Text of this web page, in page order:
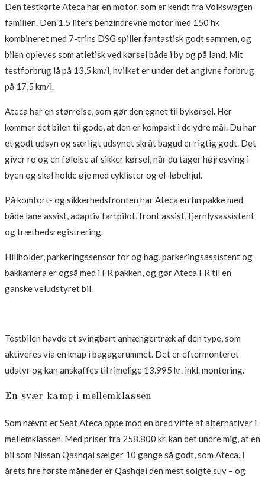
Den testkørte Ateca har en motor, som er kendt fra Volkswagen
familien. Den 1.5 liters benzindrevne motor med 150 hk
kombineret med 7-trins DSG spiller fantastisk godt sammen, og
bilen opleves som atletisk ved kørsel både i by og på land. Mit
testforbrug lå på 13,5 km/l, hvilket er under det angivne forbrug
på 17,5 km/l.
Ateca har en størrelse, som gør den egnet til bykørsel. Her
kommer det bilen til gode, at den er kompakt i de ydre mål. Du har
et godt udsyn og særligt udsynet skråt bagud er rigtig godt. Det
giver ro og en følelse af sikker kørsel, når du tager højresving i
byen og skal holde øje med cyklister og el-løbehjul.
På komfort- og sikkerhedsfronten har Ateca en fin pakke med
både lane assist, adaptiv fartpilot, front assist, fjernlysassistent
og træthedsregistrering.
Hillholder, parkeringssensor for og bag, parkeringsassistent og
bakkamera er også med i FR pakken, og gør Ateca FR til en
ganske veludstyret bil.
Testbilen havde et svingbart anhængertræk af den type, som
aktiveres via en knap i bagagerummet. Det er eftermonteret
udstyr og kan anskaffes til rimelige 13.995 kr. inkl. montering.
En svær kamp i mellemklassen
Som nævnt er Seat Ateca oppe mod en bred vifte af alternativer i
mellemklassen. Med priser fra 258.800 kr. kan det undre mig, at en
bil som Nissan Qashqai sælger 10 gange så godt, som Ateca. I
årets fire første måneder er Qashqai den mest solgte suv – og